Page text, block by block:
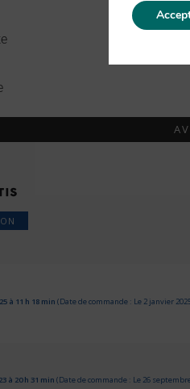
à 11 h 18 min (Date de commande : Le 2 janvier
à 20 h 31 min (Date de commande : Le 26